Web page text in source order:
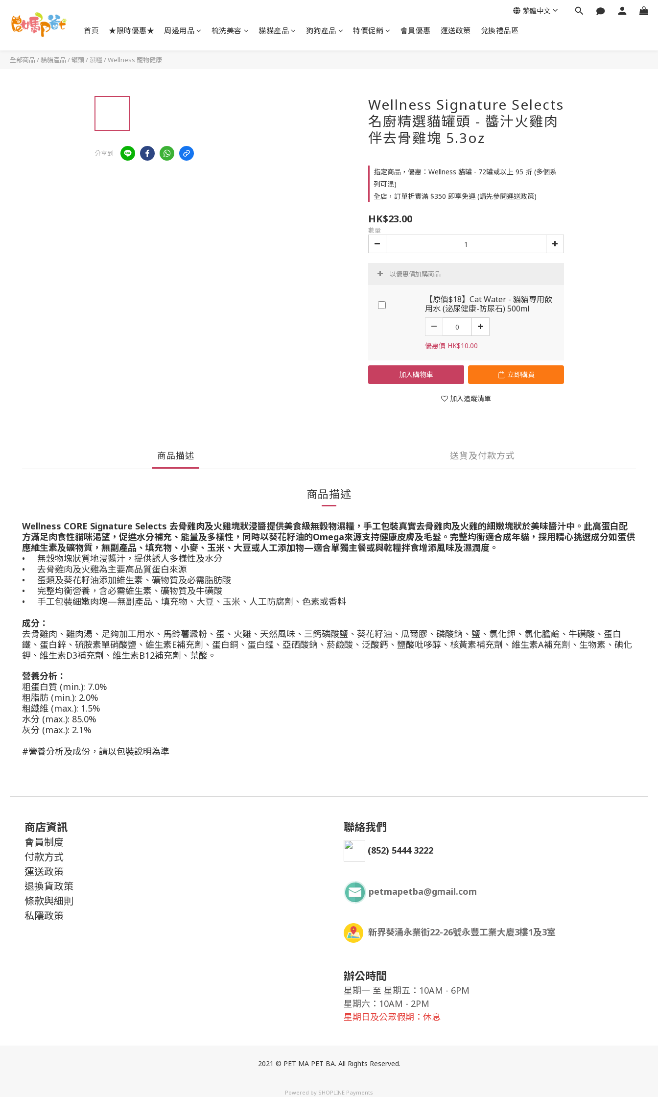
首頁 ★限時優惠★ 周邊用品 梳洗美容 貓貓產品 狗狗產品 特價促銷 會員優惠 運送政策 兌換禮品區
繁體中文
全部商品 /貓貓產品 /罐頭 / 濕糧 /Wellness 寵物健康
分享到
Wellness Signature Selects
名廚精選貓罐頭 - 醬汁火雞肉
伴去骨雞塊 5.3oz
指定商品，優惠：Wellness 貓罐 - 72罐或以上 95 折 (多個系
列可混)
全店，訂單折實滿 $350 即享免運 (請先參閱運送政策)
HK$23.00
數量
以優惠價加購商品
【原價$18】Cat Water - 貓貓專用飲
用水 (泌尿健康-防尿石) 500ml
優惠價 HK$10.00
加入購物車 立即購買
加入追蹤清單
商品描述 送貨及付款方式
商品描述
Wellness CORE Signature Selects 去骨雞肉及火雞塊狀浸醬提供美食級無穀物濕糧，手工包裝真實去骨雞肉及火雞的細嫩塊狀於美味醬汁中。此高蛋白配
方滿足肉食性貓咪渴望，促進水分補充、能量及多樣性，同時以葵花籽油的Omega來源支持健康皮膚及毛髮。完整均衡適合成年貓，採用精心挑選成分如蛋供
應維生素及礦物質，無副產品、填充物、小麥、玉米、大豆或人工添加物—適合單獨主餐或與乾糧拌食增添風味及濕潤度。
• 無穀物塊狀質地浸醬汁，提供誘人多樣性及水分
• 去骨雞肉及火雞為主要高品質蛋白來源
• 蛋類及葵花籽油添加維生素、礦物質及必需脂肪酸
• 完整均衡營養，含必需維生素、礦物質及牛磺酸
• 手工包裝細嫩肉塊—無副產品、填充物、大豆、玉米、人工防腐劑、色素或香料
成分：
去骨雞肉、雞肉湯、足夠加工用水、馬鈴薯澱粉、蛋、火雞、天然風味、三鈣磷酸鹽、葵花籽油、瓜爾膠、磷酸鈉、鹽、氯化鉀、氯化膽鹼、牛磺酸、蛋白
鐵、蛋白鋅、硫胺素單硝酸鹽、維生素E補充劑、蛋白銅、蛋白錳、亞硒酸鈉、菸鹼酸、泛酸鈣、鹽酸吡哆醇、核黃素補充劑、維生素A補充劑、生物素、碘化
鉀、維生素D3補充劑、維生素B12補充劑、葉酸。
營養分析：
粗蛋白質 (min.): 7.0%
粗脂肪 (min.): 2.0%
粗纖維 (max.): 1.5%
水分 (max.): 85.0%
灰分 (max.): 2.1%
#營養分析及成份，請以包裝說明為準
商店資訊
會員制度
付款方式
運送政策
退換貨政策
條款與細則
私隱政策
聯絡我們
(852) 5444 3222
petmapetba@gmail.com
新界葵涌永業街22-26號永豐工業大廈3樓1及3室
辦公時間
星期一 至 星期五：10AM - 6PM
星期六：10AM - 2PM
星期日及公眾假期：休息
2021 © PET MA PET BA. All Rights Reserved.
Powered by SHOPLINE Payments